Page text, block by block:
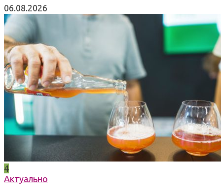
06.08.2026
4
Актуально